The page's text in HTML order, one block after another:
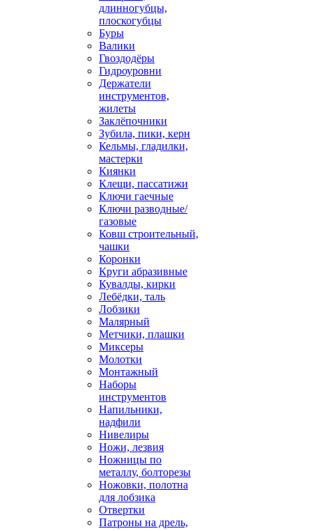
длинногубцы,
плоскогубцы
Буры
Валики
Гвоздодёры
Гидроуровни
Держатели
инструментов,
жилеты
Заклёпочники
Зубила, пики, керн
Кельмы, гладилки,
мастерки
Киянки
Клещи, пассатижи
Ключи гаечные
Ключи разводные/
газовые
Ковш строительный,
чашки
Коронки
Круги абразивные
Кувалды, кирки
Лебёдки, таль
Лобзики
Малярный
Метчики, плашки
Миксеры
Молотки
Монтажный
Наборы
инструментов
Напильники,
надфили
Нивелиры
Ножи, лезвия
Ножницы по
металлу, болторезы
Ножовки, полотна
для лобзика
Отвертки
Патроны на дрель,